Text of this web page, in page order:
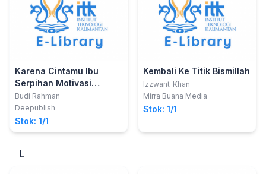
Karena Cintamu Ibu
Serpihan Motivasi
Perjalanan Hidup Oleh
Sang Motivator 1 Yaitu
"Ibu"
Budi Rahman
Deepublish
Stok: 1/1
Kembali Ke Titik Bismillah
Izzwant_Khan
Mirra Buana Media
Stok: 1/1
L